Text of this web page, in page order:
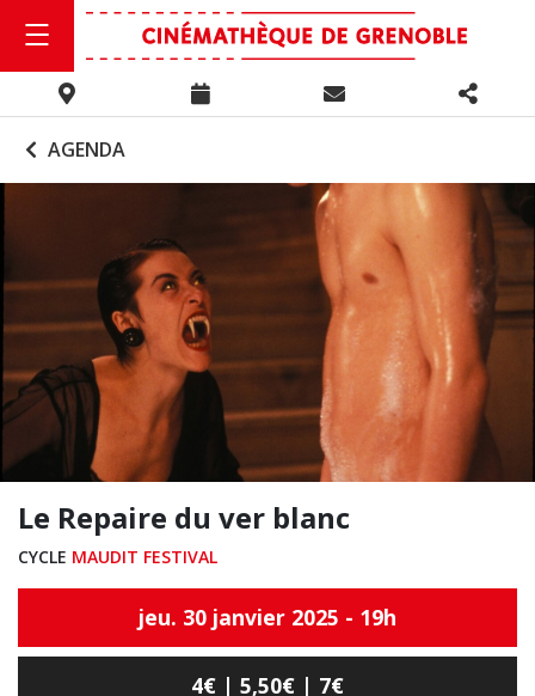
AGENDA
Le Repaire du ver blanc
CYCLE MAUDIT FESTIVAL
jeu. 30 janvier 2025 - 19h
4€ | 5,50€ | 7€